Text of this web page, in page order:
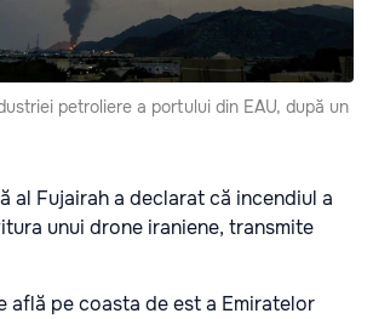
petroliere a portului din EAU, după un
al Fujairah a declarat că incendiul a
unui drone iraniene, transmite
află pe coasta de est a Emiratelor